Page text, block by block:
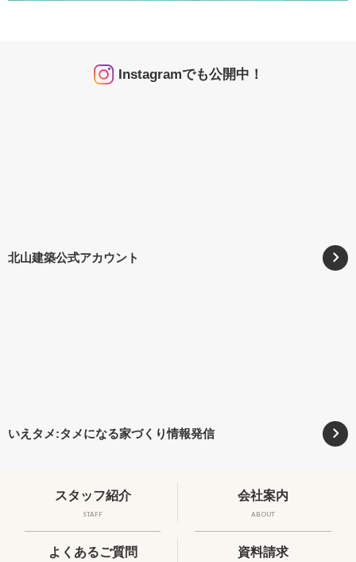
Instagramでも公開中！
北山建築公式アカウント
いえタメ:タメになる家づくり情報発信
スタッフ紹介
STAFF
会社案内
ABOUT
よくあるご質問 資料請求